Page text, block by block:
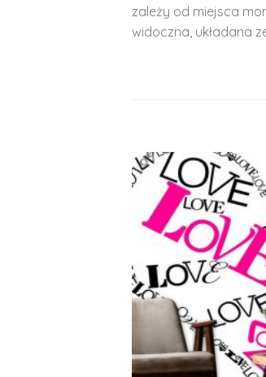
zależy od miejsca
widoczna, układana